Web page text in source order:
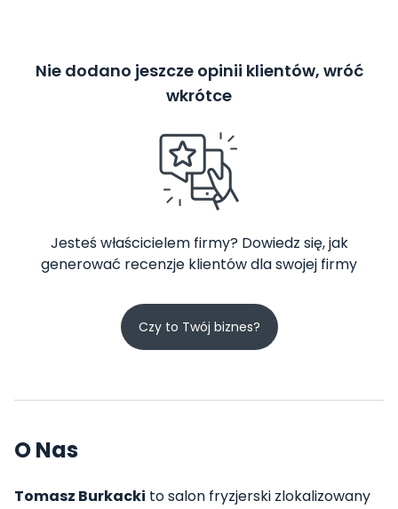
Nie dodano jeszcze opinii klientów, wróć
wkrótce
Jesteś właścicielem firmy? Dowiedz się, jak
generować recenzje klientów dla swojej firmy
Czy to Twój biznes?
O Nas
Tomasz Burkacki to salon fryzjerski zlokalizowany